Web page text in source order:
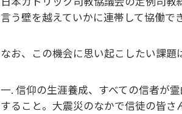
言う壁を越えていかに連帯して協働で
なお、この機会に思い起こしたい課題
一. 信仰の生涯養成、すべての信者が
すること。大震災のなかで信徒の皆さ